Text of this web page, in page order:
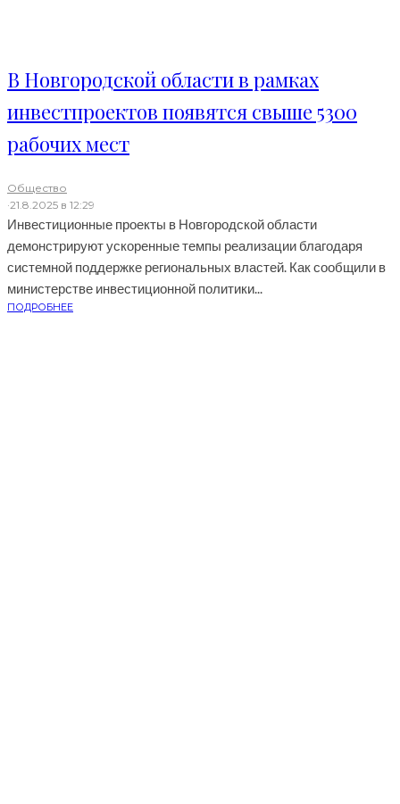
В Новгородской области в рамках
инвестпроектов появятся свыше 5300
рабочих мест
Общество
·21.8.2025 в 12:29
Инвестиционные проекты в Новгородской области
демонстрируют ускоренные темпы реализации благодаря
системной поддержке региональных властей. Как сообщили в
министерстве инвестиционной политики...
ПОДРОБНЕЕ